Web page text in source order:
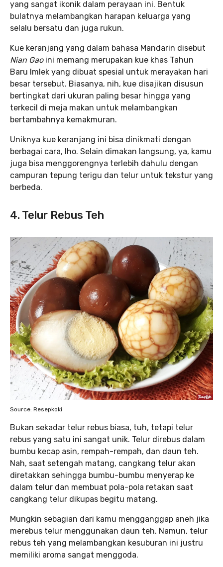
yang sangat ikonik dalam perayaan ini. Bentuk
bulatnya melambangkan harapan keluarga yang
selalu bersatu dan juga rukun.
Kue keranjang yang dalam bahasa Mandarin disebut
Nian Gao ini memang merupakan kue khas Tahun
Baru Imlek yang dibuat spesial untuk merayakan hari
besar tersebut. Biasanya, nih, kue disajikan disusun
bertingkat dari ukuran paling besar hingga yang
terkecil di meja makan untuk melambangkan
bertambahnya kemakmuran.
Uniknya kue keranjang ini bisa dinikmati dengan
berbagai cara, lho. Selain dimakan langsung, ya, kamu
juga bisa menggorengnya terlebih dahulu dengan
campuran tepung terigu dan telur untuk tekstur yang
berbeda.
4. Telur Rebus Teh
Source: Resepkoki
Bukan sekadar telur rebus biasa, tuh, tetapi telur
rebus yang satu ini sangat unik. Telur direbus dalam
bumbu kecap asin, rempah-rempah, dan daun teh.
Nah, saat setengah matang, cangkang telur akan
diretakkan sehingga bumbu-bumbu menyerap ke
dalam telur dan membuat pola-pola retakan saat
cangkang telur dikupas begitu matang.
Mungkin sebagian dari kamu mengganggap aneh jika
merebus telur menggunakan daun teh. Namun, telur
rebus teh yang melambangkan kesuburan ini justru
memiliki aroma sangat menggoda.